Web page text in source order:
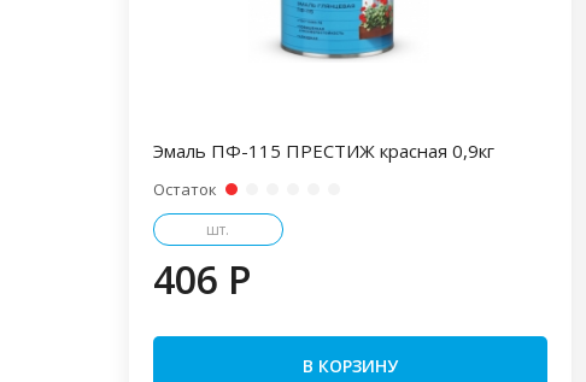
Эмаль ПФ-115 ПРЕСТИЖ красная 0,9кг
Остаток
шт.
406 P
В КОРЗИНУ